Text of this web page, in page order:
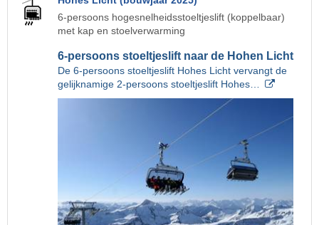
6-persoons hogesnelheidsstoeltjeslift (koppelbaar)
met kap en stoelverwarming
6-persoons stoeltjeslift naar de Hohen Licht
De 6-persoons stoeltjeslift Hohes Licht vervangt de
gelijknamige 2-persoons stoeltjeslift Hohes…